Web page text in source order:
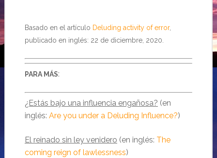
Basado en el artículo Deluding activity of error,
publicado en inglés: 22 de diciembre, 2020.
PARA MÁS:
¿Estás bajo una influencia engañosa? (en
inglés: Are you under a Deluding Influence?)
El reinado sin ley venidero (en inglés: The
coming reign of lawlessness)